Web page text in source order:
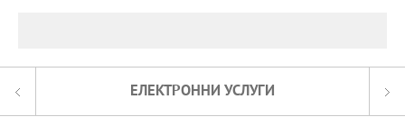
ЕЛЕКТРОННИ УСЛУГИ